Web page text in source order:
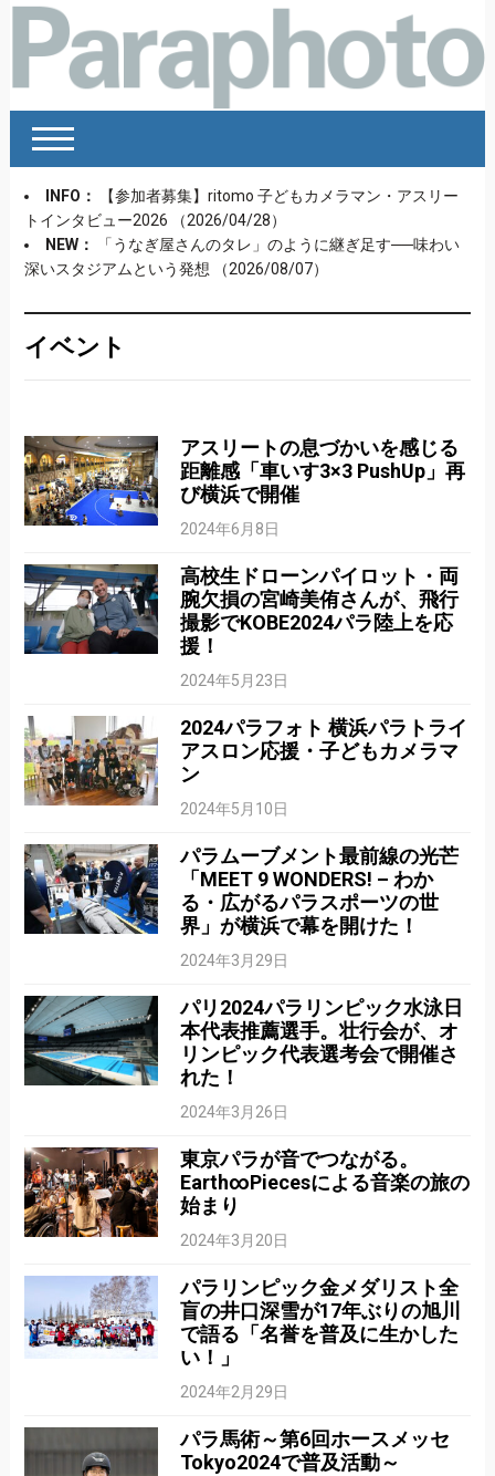
INFO：
【参加者募集】ritomo 子どもカメラマン・アスリー
トインタビュー2026
（2026/04/28）
NEW：
「うなぎ屋さんのタレ」のように継ぎ足す──味わい
深いスタジアムという発想
（2026/08/07）
イベント
アスリートの息づかいを感じる
距離感「車いす3×3 PushUp」再
び横浜で開催
2024年6月8日
高校生ドローンパイロット・両
腕欠損の宮崎美侑さんが、飛行
撮影でKOBE2024パラ陸上を応
援！
2024年5月23日
2024パラフォト 横浜パラトライ
アスロン応援・子どもカメラマ
ン
2024年5月10日
パラムーブメント最前線の光芒
「MEET 9 WONDERS! – わか
る・広がるパラスポーツの世
界」が横浜で幕を開けた！
2024年3月29日
パリ2024パラリンピック水泳日
本代表推薦選手。壮行会が、オ
リンピック代表選考会で開催さ
れた！
2024年3月26日
東京パラが音でつながる。
Earth∞Piecesによる音楽の旅の
始まり
2024年3月20日
パラリンピック金メダリスト全
盲の井口深雪が17年ぶりの旭川
で語る「名誉を普及に生かした
い！」
2024年2月29日
パラ馬術～第6回ホースメッセ
Tokyo2024で普及活動～